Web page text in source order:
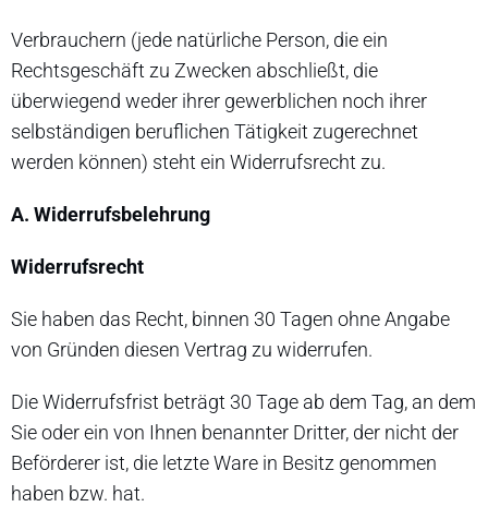
Verbrauchern (jede natürliche Person, die ein
Rechtsgeschäft zu Zwecken abschließt, die
überwiegend weder ihrer gewerblichen noch ihrer
selbständigen beruflichen Tätigkeit zugerechnet
werden können) steht ein Widerrufsrecht zu.
A. Widerrufsbelehrung
Widerrufsrecht
Sie haben das Recht, binnen 30 Tagen ohne Angabe
von Gründen diesen Vertrag zu widerrufen.
Die Widerrufsfrist beträgt 30 Tage ab dem Tag, an dem
Sie oder ein von Ihnen benannter Dritter, der nicht der
Beförderer ist, die letzte Ware in Besitz genommen
haben bzw. hat.